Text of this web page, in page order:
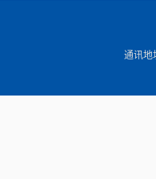
通讯地